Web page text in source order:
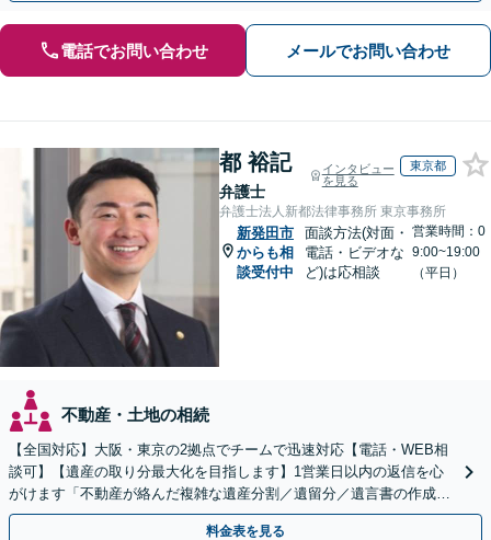
電話でお問い合わせ メールでお問い合わせ
都 裕記
弁護士
インタビュー
を見る
東京都
弁護士法人新都法律事務所 東京事務所
新発田市
からも相
談受付中
面談方法(対面・
電話・ビデオな
ど)は応相談
営業時間：0
9:00~19:00
（平日）
不動産・土地の相続
【全国対応】大阪・東京の2拠点でチームで迅速対応【電話・WEB相
談可】【遺産の取り分最大化を目指します】1営業日以内の返信を心
がけます「不動産が絡んだ複雑な遺産分割／遺留分／遺言書の作成・
執行／事業承継など、お任せください」【休日相談あり】
料金表を見る